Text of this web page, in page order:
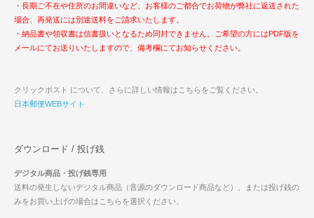
・長期ご不在や住所のお間違いなど、お客様のご都合でお荷物が弊社に返送された
場合、再発送には別途送料をご請求いたします。
・納品書や領収書は信書扱いとなるため同封できません。ご希望の方にはPDF版を
メールにてお送りいたしますので、備考欄にてお知らせください。
クリックポスト について、さらに詳しい情報はこちらをご覧ください。
日本郵便WEBサイト
ダウンロード / 投げ銭
デジタル商品・投げ銭専用
送料の発生しないデジタル商品（音源のダウンロード商品など）、または投げ銭の
みをお買い上げの場合はこちらを選択ください。